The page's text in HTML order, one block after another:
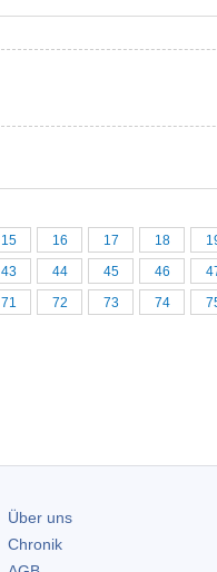
15 16 17 18
43 44 45 46
71 72 73 74
Über uns
Chronik